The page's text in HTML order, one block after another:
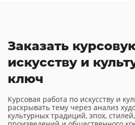
Заказать
искусству и
ключ
Курсовая работа по искусству и
раскрывать тему через анализ
культурных традиций, эпох,